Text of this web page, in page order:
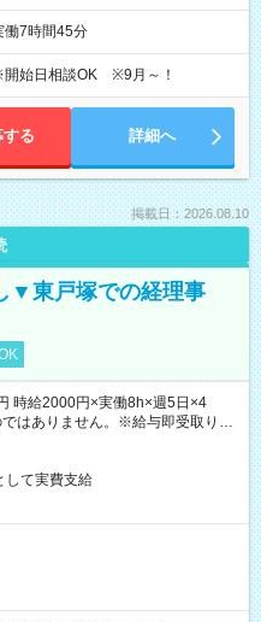
働7時間45分
始日相談OK ※9月～！
する 詳細へ
掲載日：2026.08.10
▼東戸塚での経理事
時給2000円×実働8h×週5日×4
はありません。※給与即受取りサ
して実費支給